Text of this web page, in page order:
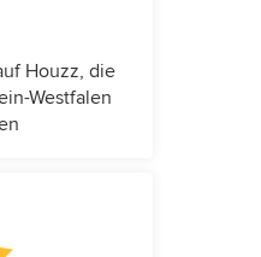
Houzz, die
Westfalen